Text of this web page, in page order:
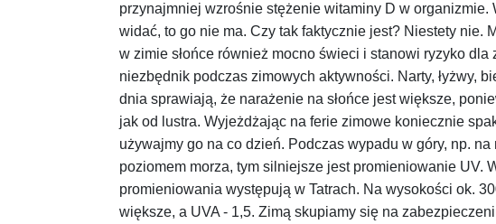
przynajmniej wzrośnie stężenie witaminy D w
widać, to go nie ma. Czy tak faktycznie jest? Niestety nie.
w zimie słońce również mocno świeci i stanowi ryzyko
niezbędnik podczas zimowych aktywności. Narty, łyżwy,
dnia sprawiają, że narażenie na słońce jest większe,
jak od lustra. Wyjeżdżając na ferie zimowe koniecznie
używajmy go na co dzień. Podczas wypadu w góry, np.
poziomem morza, tym silniejsze jest promieniowanie UV.
promieniowania występują w Tatrach. Na wysokości ok.
większe, a UVA - 1,5. Zimą skupiamy się na